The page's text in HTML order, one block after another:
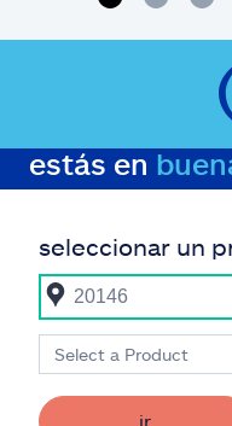
estás en
seleccionar un
Select a Product
ir